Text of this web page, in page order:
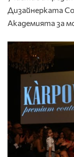
Дизайнерката
Академията за